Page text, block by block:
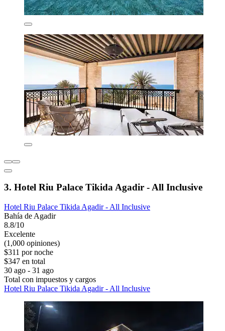
3. Hotel Riu Palace Tikida Agadir - All Inclusive
Hotel Riu Palace Tikida Agadir - All Inclusive
Bahía de Agadir
8.8/10
Excelente
(1,000 opiniones)
$311 por noche
$347 en total
30 ago - 31 ago
Total con impuestos y cargos
Hotel Riu Palace Tikida Agadir - All Inclusive